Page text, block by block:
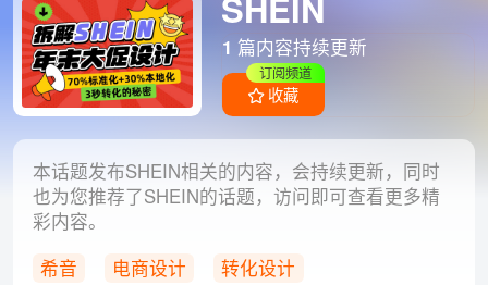
1 篇内容持续更新
收藏
订阅频道
本话题发布SHEIN相关的内容，会持续更新，同时
也为您推荐了SHEIN的话题，访问即可查看更多精
彩内容。
希音
电商设计 转化设计